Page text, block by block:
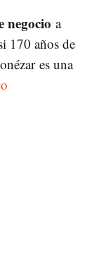
negocio a
170 años de
es una